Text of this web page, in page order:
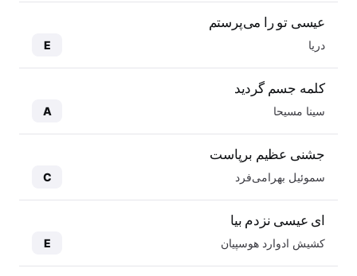
عیسی تو را می‌پرستم
دریا E
کلمه جسم گردید
سینا مسیحا A
جشنی عظیم برپاست
سموئیل بهرامی‌فرد C
ای عیسی نزدم بیا
کشیش ادوارد هوسپیان E